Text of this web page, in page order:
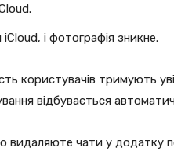
і фотографія зникне.
користувачів тримують
відбувається
видаляюте чати у додатку